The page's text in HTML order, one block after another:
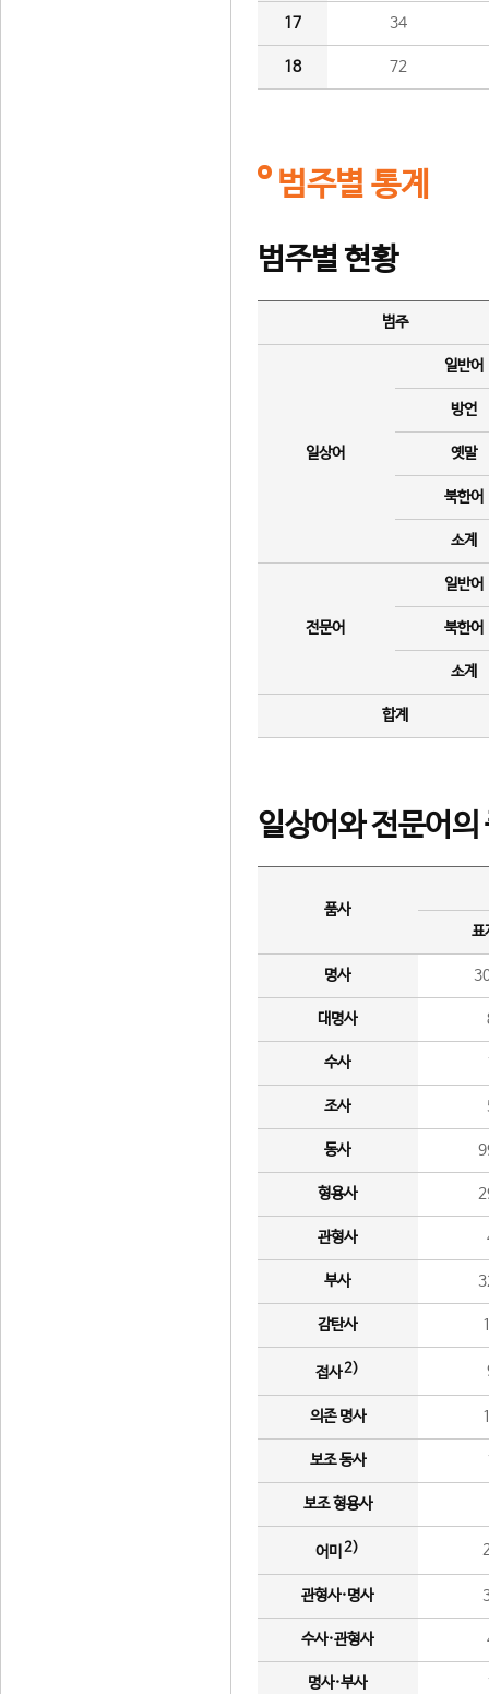
17 34
18 72
범주별 통계
범주별 현황
범주
일상어
일반어
방언
옛말
북한어
소계
전문어
일반어
북한어
소계
합계
일상어와 전문어의
품사
표
명사
대명사
수사
조사
동사
형용사
관형사
부사
감탄사
접사2)
의존 명사
보조 동사
보조 형용사
어미 2)
관형사·명사
수사·관형사
명사·부사